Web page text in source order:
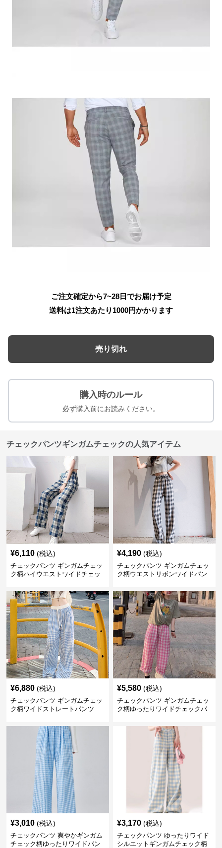
ご注文確定から7~28日でお届け予定
送料は1注文あたり 1000円かかります
売り切れ
購入時のルール
必ず購入前にお読みください。
チェックパンツギンガムチェックの人気アイテム
¥6,110 (税込)
チェックパンツ ギンガムチェッ
ク柄ハイウエストワイドチェッ
¥4,190 (税込)
チェックパンツ ギンガムチェッ
ク柄ウエストリボンワイドパン
¥6,880 (税込)
チェックパンツ ギンガムチェッ
ク柄ワイドストレートパンツ
¥5,580 (税込)
チェックパンツ ギンガムチェッ
ク柄ゆったりワイドチェックパ
¥3,010 (税込)
チェックパンツ 爽やかギンガム
チェック柄ゆったりワイドパン
¥3,170 (税込)
チェックパンツ ゆったりワイド
シルエットギンガムチェック柄